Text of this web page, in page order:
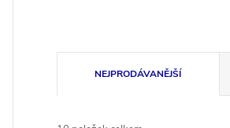
a
NEJPRODÁVANĚJŠÍ